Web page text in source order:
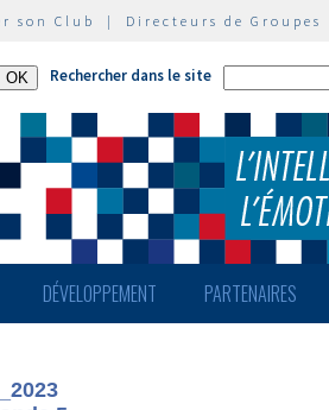
son Club | Directeurs de Groupes
Rechercher dans le site
DÉVELOPPEMENT PARTENAIRES